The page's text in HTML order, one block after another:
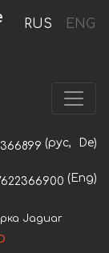
RUS ENG
(рус, De)
(Eng)
Jaguar